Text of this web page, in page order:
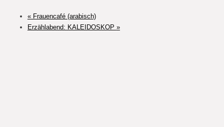
«Frauencafé (arabisch)
Erzählabend: KALEIDOSKOP »